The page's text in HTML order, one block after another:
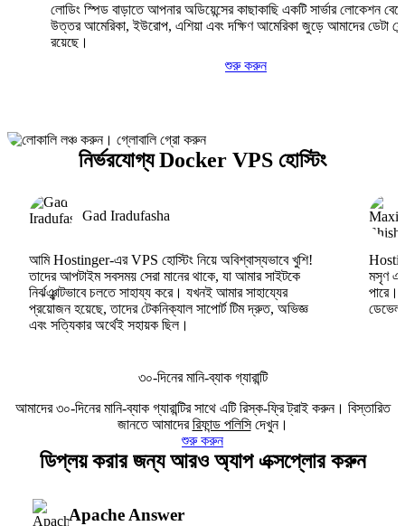
লোডিং স্পিড বাড়াতে আপনার অডিয়েন্সের কাছাকাছি একটি সার্ভার লোকেশন
উত্তর আমেরিকা, ইউরোপ, এশিয়া এবং দক্ষিণ আমেরিকা জুড়ে আমাদের ডেটা
রয়েছে।
শুরু করুন
নির্ভরযোগ্য Docker VPS হোস্টিং
Gad Iradufasha
আমি Hostinger-এর VPS হোস্টিং নিয়ে অবিশ্বাস্যভাবে খুশি!
তাদের আপটাইম সবসময় সেরা মানের থাকে, যা আমার সাইটকে
নির্ঝঞ্ঝাটভাবে চলতে সাহায্য করে। যখনই আমার সাহায্যের
প্রয়োজন হয়েছে, তাদের টেকনিক্যাল সাপোর্ট টিম দ্রুত, অভিজ্ঞ
এবং সত্যিকার অর্থেই সহায়ক ছিল।
মসৃণ
৩০-দিনের মানি-ব্যাক গ্যারান্টি
আমাদের ৩০-দিনের মানি-ব্যাক গ্যারান্টির সাথে এটি রিস্ক-ফ্রি ট্রাই করুন। বিস্তারিত
জানতে আমাদেররিফান্ড পলিসিদেখুন।
শুরু করুন
ডিপ্লয় করার জন্য আরও অ্যাপ এক্সপ্লোর করুন
Apache Answer